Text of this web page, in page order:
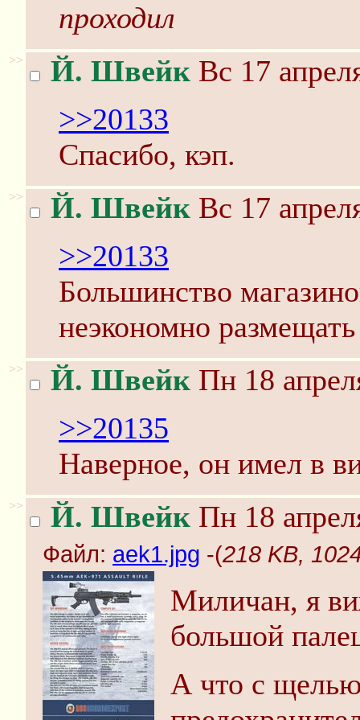
проходил
>> Й. Швейк Вс 17
>>20133
Спасибо, кэп.
>> Й. Швейк Вс 17
>>20133
Большинство
неэкономно
>> Й. Швейк Пн 18
>>20135
Наверное, он имел в
>> Й. Швейк Пн 18
Файл: aek1.jpg -(218 KB,
Миличан, я
большой
А что с